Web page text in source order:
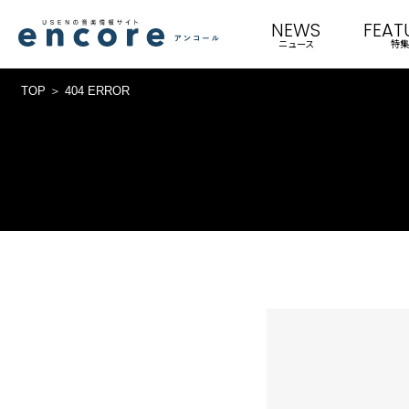
NEWS
ニュース 特集
TOP 404 ERROR